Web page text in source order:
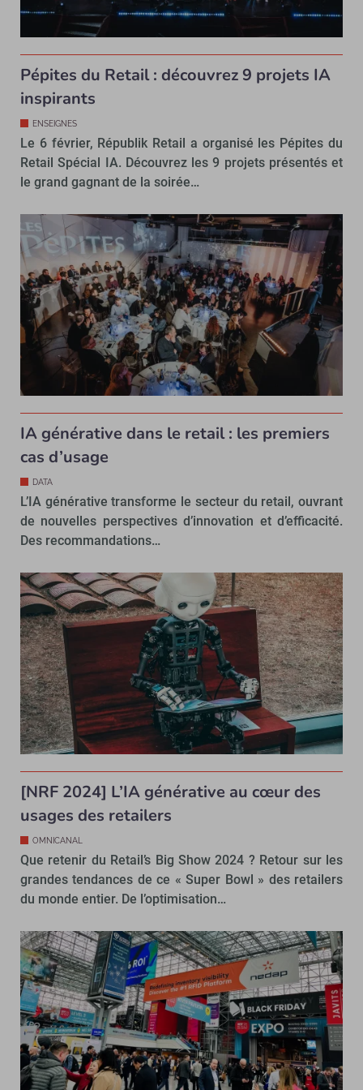
Pépites du Retail : découvrez 9 projets IA
inspirants
ENSEIGNES
Le 6 février, Républik Retail a organisé les Pépites du
Retail Spécial IA. Découvrez les 9 projets présentés et
le grand gagnant de la soirée…
IA générative dans le retail : les premiers
cas d’usage
DATA
L’IA générative transforme le secteur du retail, ouvrant
de nouvelles perspectives d’innovation et d’efficacité.
Des recommandations…
[NRF 2024] L’IA générative au cœur des
usages des retailers
OMNICANAL
Que retenir du Retail’s Big Show 2024 ? Retour sur les
grandes tendances de ce « Super Bowl » des retailers
du monde entier. De l’optimisation…